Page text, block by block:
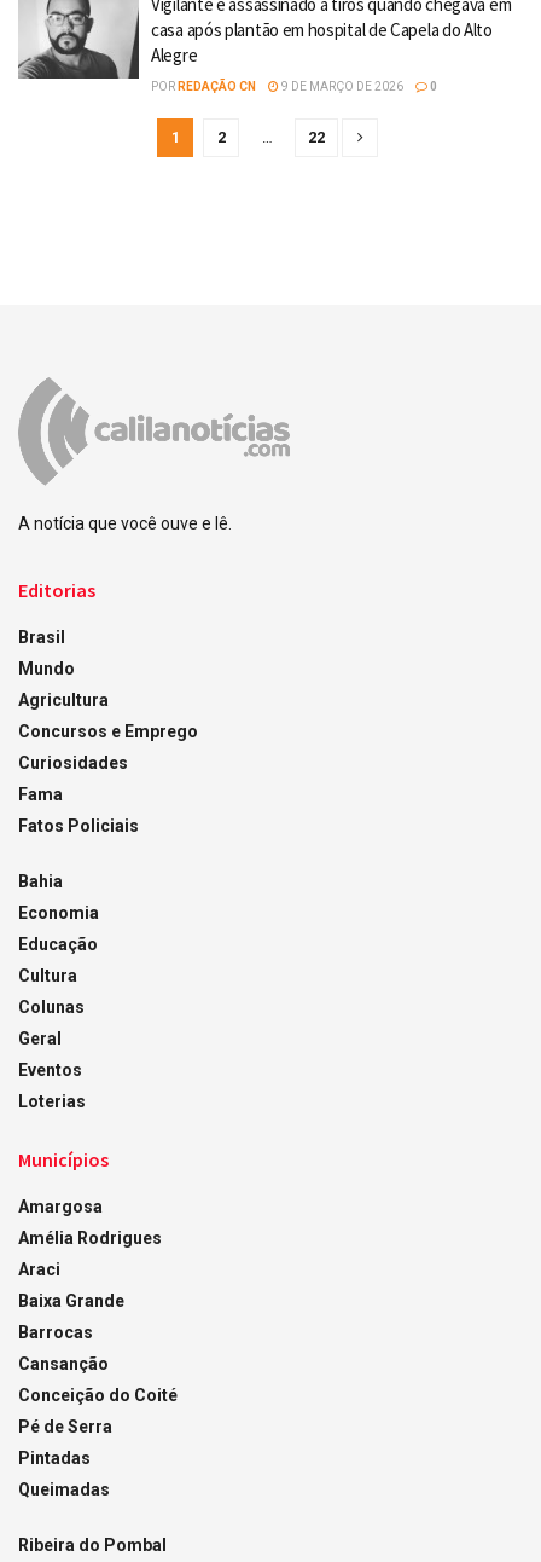
casa após plantão em hospital de Capela do Alto
Alegre
POR REDAÇÃO CN 9 DE MARÇO DE 2026 0
1 2 … 22
A notícia que você ouve e lê.
Editorias
Brasil
Mundo
Agricultura
Concursos e Emprego
Curiosidades
Fama
Fatos Policiais
Bahia
Economia
Educação
Cultura
Colunas
Geral
Eventos
Loterias
Municípios
Amargosa
Amélia Rodrigues
Araci
Baixa Grande
Barrocas
Cansanção
Conceição do Coité
Pé de Serra
Pintadas
Queimadas
Ribeira do Pombal